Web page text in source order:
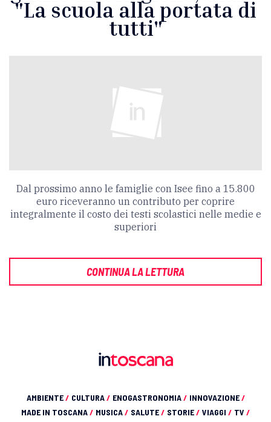
"La scuola alla portata di
tutti"
Dal prossimo anno le famiglie con Isee fino a 15.800
euro riceveranno un contributo per coprire
integralmente il costo dei testi scolastici nelle medie e
superiori
CONTINUA LA LETTURA
AMBIENTE/ CULTURA/ ENOGASTRONOMIA/ INNOVAZIONE/
MADE IN TOSCANA/ MUSICA/ SALUTE/ STORIE/ VIAGGI / TV /